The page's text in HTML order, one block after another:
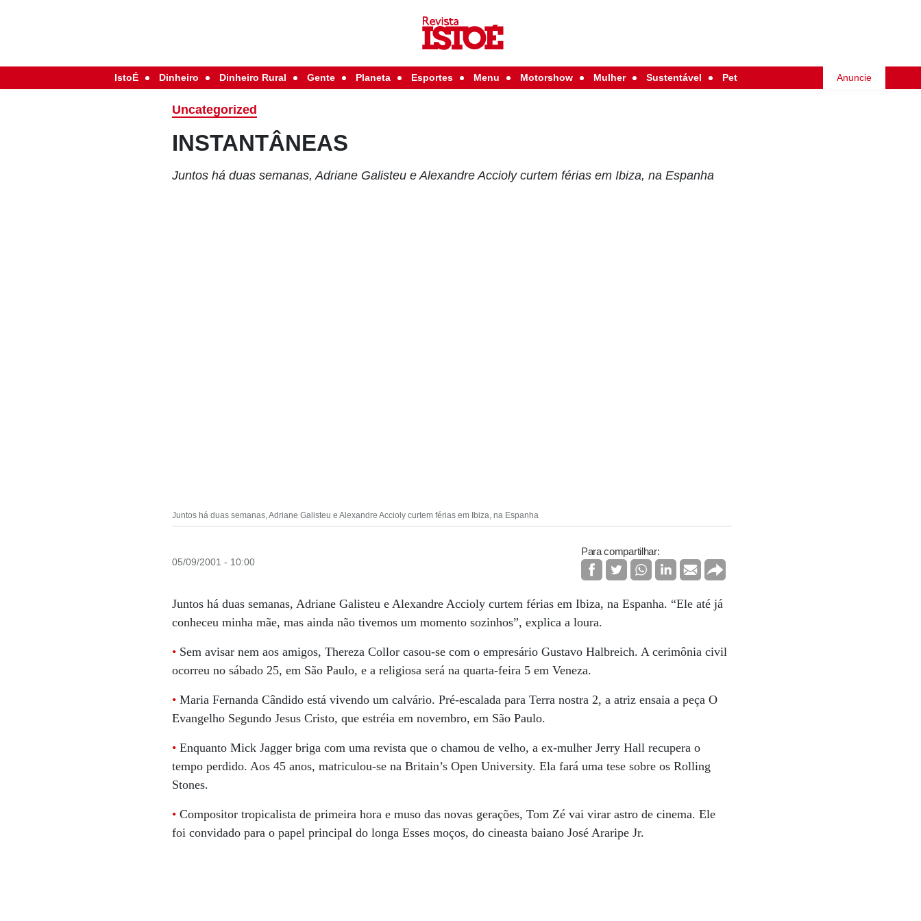
IstoÉ Dinheiro Dinheiro Rural Gente Planeta Esportes Menu Motorshow Mulher Sustentável Pet Anuncie
Uncategorized
INSTANTÂNEAS
Juntos há duas semanas, Adriane Galisteu e Alexandre Accioly curtem férias em Ibiza, na Espanha
Juntos há duas semanas, Adriane Galisteu e Alexandre Accioly curtem férias em Ibiza, na Espanha
05/09/2001 - 10:00
Para compartilhar:
Juntos há duas semanas, Adriane Galisteu e Alexandre Accioly curtem férias em Ibiza, na Espanha. “Ele até já
conheceu minha mãe, mas ainda não tivemos um momento sozinhos”, explica a loura.
• Sem avisar nem aos amigos, Thereza Collor casou-se com o empresário Gustavo Halbreich. A cerimônia civil
ocorreu no sábado 25, em São Paulo, e a religiosa será na quarta-feira 5 em Veneza.
•Maria Fernanda Cândido está vivendo um calvário. Pré-escalada para Terra nostra 2, a atriz ensaia a peça O
Evangelho Segundo Jesus Cristo, que estréia em novembro, em São Paulo.
• Enquanto Mick Jagger briga com uma revista que o chamou de velho, a ex-mulher Jerry Hall recupera o
tempo perdido. Aos 45 anos, matriculou-se na Britain’s Open University. Ela fará uma tese sobre os Rolling
Stones.
• Compositor tropicalista de primeira hora e muso das novas gerações, Tom Zé vai virar astro de cinema. Ele
foi convidado para o papel principal do longa Esses moços, do cineasta baiano José Araripe Jr.